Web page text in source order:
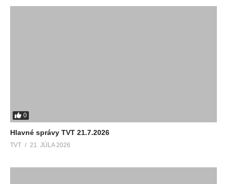
0
Hlavné správy TVT 21.7.2026
TVT 21. JÚLA 2026